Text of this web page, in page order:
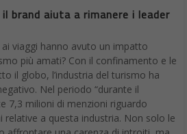
viaggi hanno avuto un impatto
più amati? Con il confinamento e le
il globo, l’industria del turismo ha
Nel periodo “durante il
7,3 milioni di menzioni riguardo
a questa industria. Non solo le
affrontare una carenza di introiti, ma
finanze diminuire, con misure